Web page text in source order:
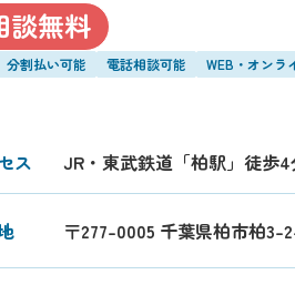
談無料
分割払い可能 電話相談可能 WEB・オンラ
ス JR・東武鉄道「柏駅」徒歩
〒277-0005 千葉県柏市柏3-